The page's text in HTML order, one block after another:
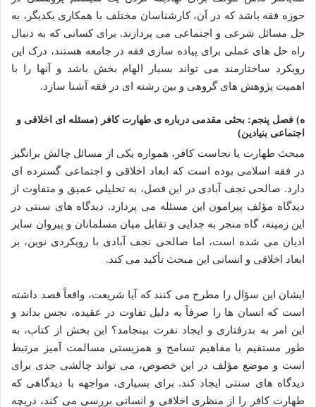
حوزه فقه باشد که در آن، کارشناسان مختلف با همکاری یکدیگر، به
حل مسائل شرعی و اجتماعی می پردازند. برای کسانی که به دنبال
راه حل های عملی برای پیاده سازی فقه در جامعه هستند، درک این
رویکرد ساختارمند می تواند بسیار الهام بخش باشد و آنها را با
اهمیت پژوهش های گروهی و بین رشته ای در فقه آشنا سازد.
ه) فصل پنجم: بحثی مقدمی درباره ی طهارت کافر (مسئله ای اخلاقی و
اجتماعی بنیادین)
مبحث طهارت یا نجاست کافر، همواره یکی از مسائل چالش برانگیز
در فقه اسلامی بوده است که ابعاد اخلاقی و اجتماعی گسترده ای
دارد. صالحی نجف آبادی در این فصل، به تحلیلی عمیق و متفاوت از
دیدگاه مؤلف پیرامون این مسئله می پردازد. دیدگاه های سنتی در
این زمینه، گاه منجر به جدایی و تقابل میان مسلمانان و پیروان سایر
ادیان می شده است، اما صالحی نجف آبادی با رویکردی نوین، بر
ابعاد اخلاقی و انسانی این مبحث تأکید می کند.
ایشان این سؤال را مطرح می کنند که آیا شریعت، واقعاً قصد داشته
است که انسان ها را صرفاً به دلیل تفاوت در عقیده، نجس بداند و
این امر به بدرفتاری و ایجاد نفرت بینجامد؟ این بخش از کتاب، به
طور مستقیم با مفاهیم تسامح و همزیستی مسالمت آمیز مرتبط
است و موضع مؤلف در این خصوص، می تواند چالشی جدی برای
دیدگاه های سنتی ایجاد کند. برای بسیاری، مواجهه با دیدگاهی که
طهارت کافر را از منظری اخلاقی و انسانی بررسی می کند، دریچه